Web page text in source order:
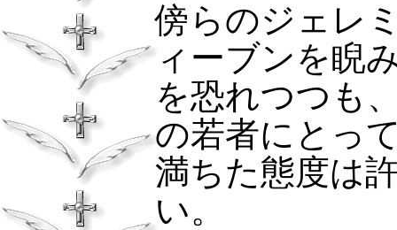
傍らのジェレ
ィーブンを睨
を恐れつつも
の若者にとっ
満ちた態度は
い。